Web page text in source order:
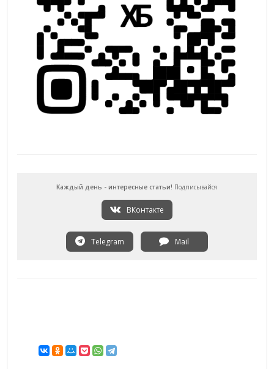
Каждый день - интересные статьи! Подписывайся
ВКонтакте
Telegram Mail